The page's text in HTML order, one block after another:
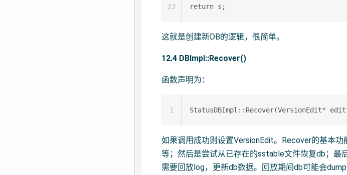
23
这就是创建新DB的逻辑，很简单。
12.4 DBImpl::Recover()
函数声明为：
1
如果调用成功则设置VersionEdit。Recover的基本
等；然后是尝试从已存在的sstable文件恢复db；最
需要回放log，更新db数据。回放期间db可能会